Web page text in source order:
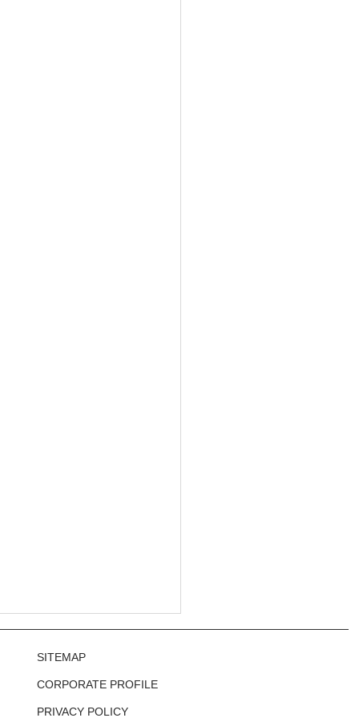
SITEMAP
CORPORATE PROFILE
PRIVACY POLICY